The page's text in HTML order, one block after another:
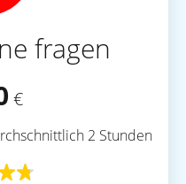
fragen
€
2 Stunden